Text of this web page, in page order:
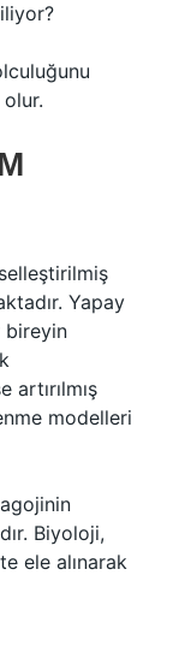
Yapay
bireyin
artırılmış
modelleri
Biyoloji,
ele alınarak